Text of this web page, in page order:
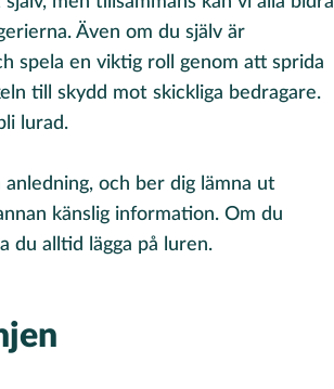
Även om du själv är
spela en viktig roll genom att sprida
till skydd mot skickliga bedragare.
lurad.
och ber dig lämna ut
känslig information. Om du
du alltid lägga på luren.